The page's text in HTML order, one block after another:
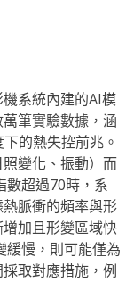
系統內建的AI模
筆實驗數據，涵
的熱失控前兆。
變化、振動）而
數超過70時，系
脈衝的頻率與形
加且形變區域快
緩慢，則可能僅為
取對應措施，例